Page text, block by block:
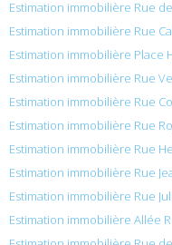
Estimation immobilière Rue
Estimation immobilière Rue
Estimation immobilière Place
Estimation immobilière Rue
Estimation immobilière Rue
Estimation immobilière Rue
Estimation immobilière Rue
Estimation immobilière Rue
Estimation immobilière Rue
Estimation immobilière Allée